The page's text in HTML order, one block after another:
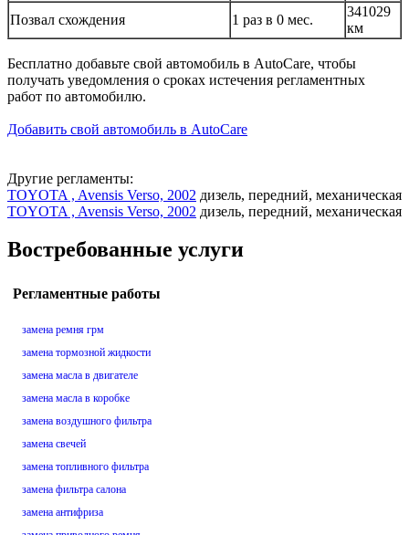
Позвал схождения
1 раз в 0 мес.
341029
км
Бесплатно добавьте свой автомобиль в AutoCare, чтобы
получать уведомления о сроках истечения регламентных
работ по автомобилю.
Добавить свой автомобиль в AutoCare
Другие регламенты:
TOYOTA , Avensis Verso, 2002 дизель, передний, механическая
TOYOTA , Avensis Verso, 2002 дизель, передний, механическая
Востребованные услуги
Регламентные работы
замена ремня грм
замена тормозной жидкости
замена масла в двигателе
замена масла в коробке
замена воздушного фильтра
замена свечей
замена топливного фильтра
замена фильтра салона
замена антифриза